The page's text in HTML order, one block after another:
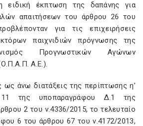
ειδική έκπτωση της δαπάνης για
απαιτήσεων του άρθρου 26 του
για τις επιχειρήσεις
παιχνιδιών πρόγνωσης της
Προγνωστικών Αγώνων
Α.Ε.).
ως άνω διατάξεις της περίπτωσης η’
της υποπαραγράφου Δ.1 της
2 του ν.4336/2015, το τελευταίο
6 του άρθρου 67 του ν.4172/2013,